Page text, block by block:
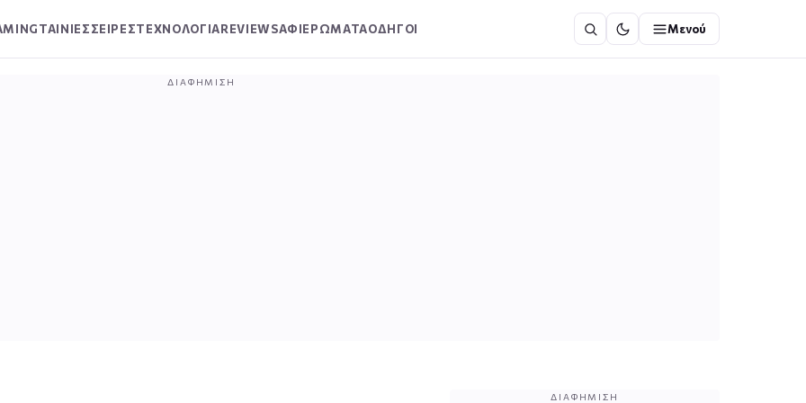
ΤΑΙΝΙΕΣΣΕΙΡΕΣΤΕΧΝΟΛΟΓΙΑREVIEWSΑΦΙΕΡΩΜΑΤΑΟΔΗΓΟΙ Μενού
ΔΙΑΦΉΜΙΣΗ
ΔΙΑΦΉΜΙΣΗ